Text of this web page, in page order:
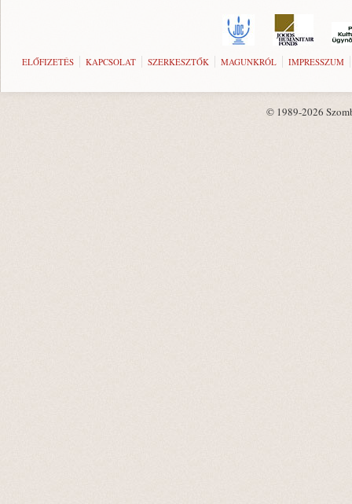
ELŐFIZETÉS KAPCSOLAT SZERKESZTŐK MAGUNKRÓL IMPRESSZUM
© 1989-2026